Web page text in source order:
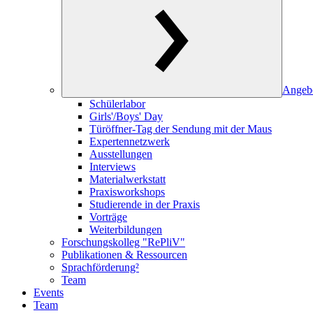
Schülerlabor
Girls'/Boys' Day
Türöffner-Tag der Sendung mit der Maus
Expertennetzwerk
Ausstellungen
Interviews
Materialwerkstatt
Praxisworkshops
Studierende in der Praxis
Vorträge
Weiterbildungen
Forschungskolleg "RePliV"
Publikationen & Ressourcen
Sprachförderung²
Team
Events
Team